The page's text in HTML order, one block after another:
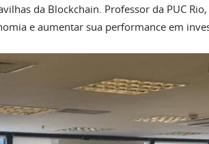
da Blockchain. Professor da PUC
e aumentar sua performance em